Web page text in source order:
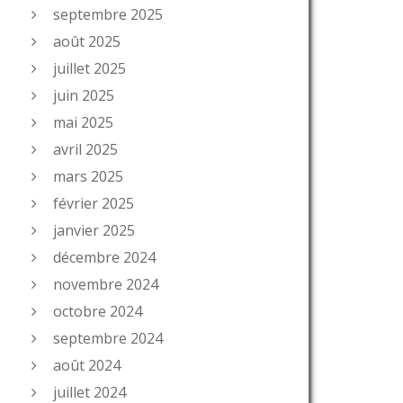
septembre 2025
août 2025
juillet 2025
juin 2025
mai 2025
avril 2025
mars 2025
février 2025
janvier 2025
décembre 2024
novembre 2024
octobre 2024
septembre 2024
août 2024
juillet 2024